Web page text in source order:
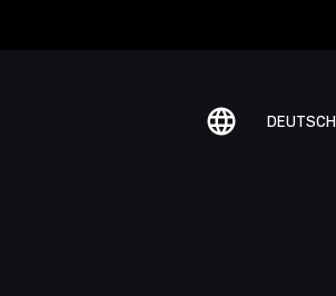
DEUTSCH